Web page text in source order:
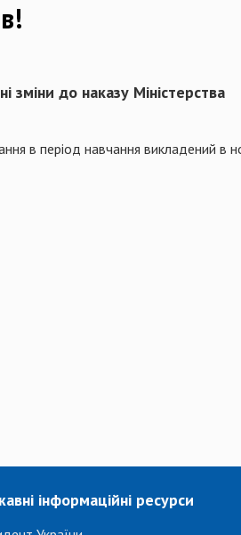
до наказу Міністерства
в період навчання викладений в
інформаційні ресурси